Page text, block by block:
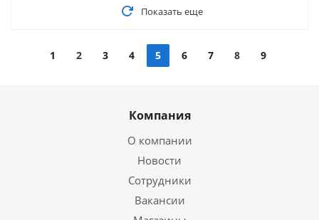
Показать еще
1 2 3 4 5 6 7 8 9
Компания
О компании
Новости
Сотрудники
Вакансии